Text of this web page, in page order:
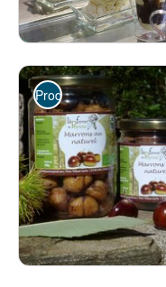
Beatrix - Beatrix
Producteurs